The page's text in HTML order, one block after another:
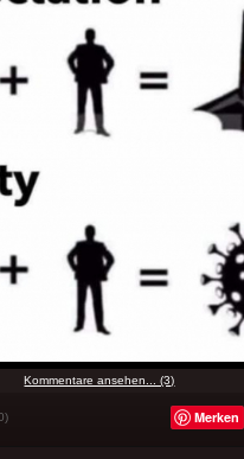
Kommentare ansehen... (3)
Merken